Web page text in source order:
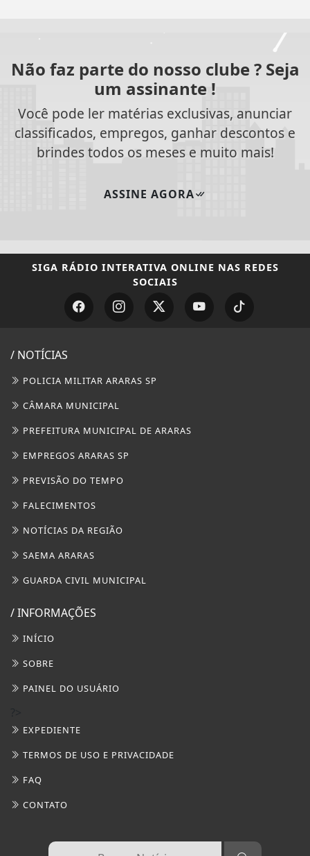
Não faz parte do nosso clube ? Seja
um assinante !
Você pode ler matérias exclusivas, anunciar
classificados, empregos, ganhar descontos e
brindes todos os meses e muito mais!
ASSINE AGORA
SIGA RÁDIO INTERATIVA ONLINE NAS REDES
SOCIAIS
/ NOTÍCIAS
POLICIA MILITAR ARARAS SP
CÂMARA MUNICIPAL
PREFEITURA MUNICIPAL DE ARARAS
EMPREGOS ARARAS SP
PREVISÃO DO TEMPO
FALECIMENTOS
NOTÍCIAS DA REGIÃO
SAEMA ARARAS
GUARDA CIVIL MUNICIPAL
/ INFORMAÇÕES
INÍCIO
SOBRE
PAINEL DO USUÁRIO
EXPEDIENTE
TERMOS DE USO E PRIVACIDADE
FAQ
CONTATO